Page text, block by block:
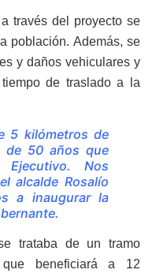
través del proyecto se
población. Además, se
y daños vehiculares y
de traslado a la
5 kilómetros de
de 50 años que
Nos
alcalde Rosalío
a inaugurar la
trataba de un tramo
beneficiará a 12